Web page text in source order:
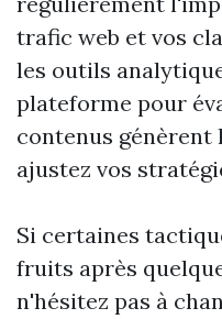
trafic web et vos
les outils
plateforme pour
contenus
ajustez vos
Si certaines
fruits après
n'hésitez pas à